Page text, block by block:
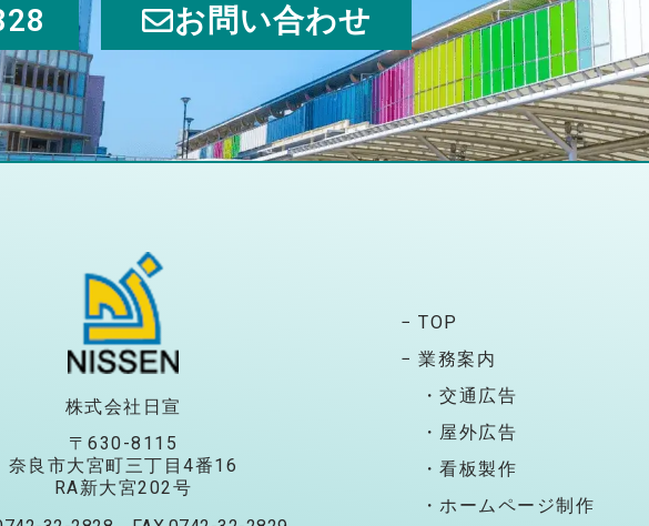
お問い合わせ
株式会社日宣
〒630-8115
奈良市大宮町三丁目4番16
RA新大宮202号
− TOP
− 業務案内
・交通広告
・屋外広告
・看板製作
・ホームページ制作